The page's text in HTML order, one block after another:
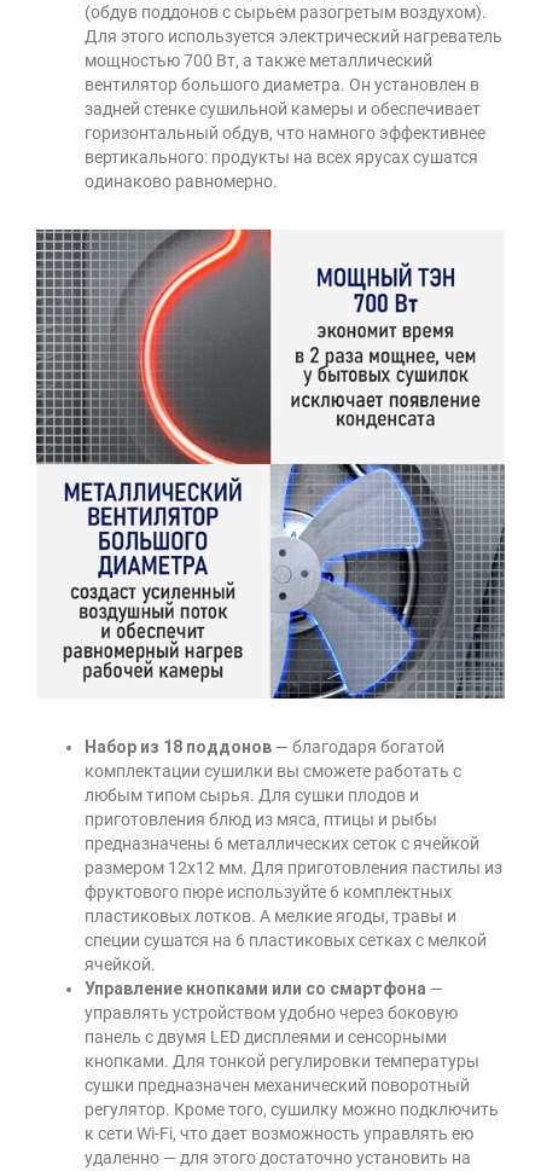
(обдув поддонов с сырьем разогретым воздухом).
Для этого используется электрический нагреватель
мощностью 700 Вт, а также металлический
вентилятор большого диаметра. Он установлен в
задней стенке сушильной камеры и обеспечивает
горизонтальный обдув, что намного эффективнее
вертикального: продукты на всех ярусах сушатся
одинаково равномерно.
Набор из 18 поддонов — благодаря богатой
комплектации сушилки вы сможете работать с
любым типом сырья. Для сушки плодов и
приготовления блюд из мяса, птицы и рыбы
предназначены 6 металлических сеток с ячейкой
размером 12х12 мм. Для приготовления пастилы из
фруктового пюре используйте 6 комплектных
пластиковых лотков. А мелкие ягоды, травы и
специи сушатся на 6 пластиковых сетках с мелкой
ячейкой.
Управление кнопками или со смартфона —
управлять устройством удобно через боковую
панель с двумя LED дисплеями и сенсорными
кнопками. Для тонкой регулировки температуры
сушки предназначен механический поворотный
регулятор. Кроме того, сушилку можно подключить
к сети Wi-Fi, что дает возможность управлять ею
удаленно — для этого достаточно установить на